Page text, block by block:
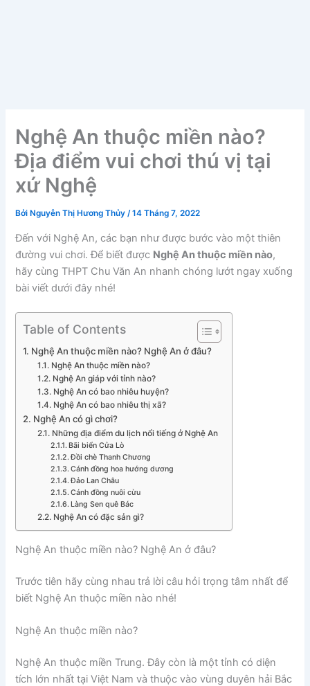
Nghệ An thuộc miền nào?
Địa điểm vui chơi thú vị tại
xứ Nghệ
Bởi Nguyễn Thị Hương Thủy/14 Tháng 7, 2022
Đến với Nghệ An, các bạn như được bước vào một thiên
đường vui chơi. Để biết được Nghệ An thuộc miền nào,
hãy cùng THPT Chu Văn An nhanh chóng lướt ngay xuống
bài viết dưới đây nhé!
Table of Contents
Nghệ An thuộc miền nào? Nghệ An ở đâu?
Nghệ An thuộc miền nào?
Nghệ An giáp với tỉnh nào?
Nghệ An có bao nhiêu huyện?
Nghệ An có bao nhiêu thị xã?
Nghệ An có gì chơi?
Những địa điểm du lịch nổi tiếng ở Nghệ An
Bãi biển Cửa Lò
Đồi chè Thanh Chương
Cánh đồng hoa hướng dương
Đảo Lan Châu
Cánh đồng nuôi cừu
Làng Sen quê Bác
Nghệ An có đặc sản gì?
Nghệ An thuộc miền nào? Nghệ An ở đâu?
Trước tiên hãy cùng nhau trả lời câu hỏi trọng tâm nhất để
biết Nghệ An thuộc miền nào nhé!
Nghệ An thuộc miền nào?
Nghệ An thuộc miền Trung. Đây còn là một tỉnh có diện
tích lớn nhất tại Việt Nam và thuộc vào vùng duyên hải Bắc